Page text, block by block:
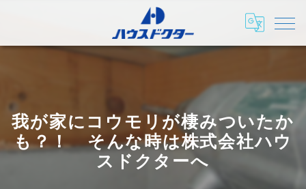
我が家にコウモリが棲みついたか
も？！ そんな時は株式会社ハウ
スドクターへ